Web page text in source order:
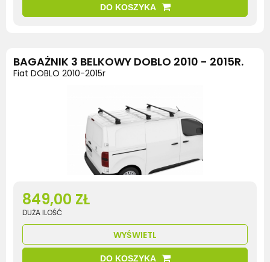
DO KOSZYKA
BAGAŻNIK 3 BELKOWY DOBLO 2010 - 2015R.
Fiat DOBLO 2010-2015r
849,00 ZŁ
DUŻA ILOŚĆ
WYŚWIETL
DO KOSZYKA